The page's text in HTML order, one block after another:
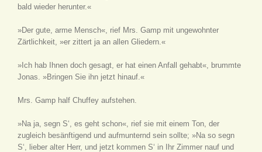
bald wieder herunter.«
»Der gute, arme Mensch«, rief Mrs. Gamp mit ungewohnter
Zärtlichkeit, »er zittert ja an allen Gliedern.«
»Ich hab Ihnen doch gesagt, er hat einen Anfall gehabt«, brummte
Jonas. »Bringen Sie ihn jetzt hinauf.«
Mrs. Gamp half Chuffey aufstehen.
»Na ja, segn S‘, es geht schon«, rief sie mit einem Ton, der
zugleich besänftigend und aufmunternd sein sollte; »Na so segn
S‘, lieber alter Herr, und jetzt kommen S‘ in Ihr Zimmer nauf und